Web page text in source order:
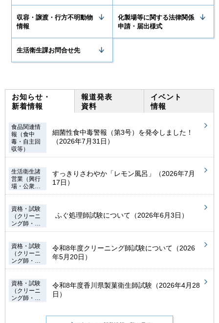
収容・譲渡・行方不明動物
情報
化製場等に関する法律関係
申請・届出様式
生活衛生課お問合せ先
お知らせ・
新着情報
食品関連情
報（食中
毒・自主回
収等）
細菌性食中毒警報（第3号）を発令しました！
（2026年7月31日）
生活衛生諸
営業（興行
場・公衆…
すっきりさわやか「レモン風呂」（2026年7月
17日）
資格・試験
（クリーニ
ング師・…
ふぐ処理師試験について（2026年6月3日）
資格・試験
（クリーニ
ング師・…
令和8年度クリーニング師試験について（2026
年5月20日）
資格・試験
（クリーニ
ング師・…
令和8年度香川県製菓衛生師試験（2026年4月28
日）
報道発表
資料
イベント
情報